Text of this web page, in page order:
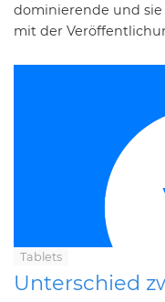
dominierende und
mit der
Tablets
Unterschied